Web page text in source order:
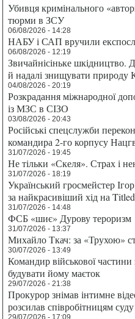
Убивця кримінального
тюрми в ЗСУ
06/08/2026 - 14:28
НАБУ і САП вручили
06/08/2026 - 12:19
Звичайнісіньке шкідництво.
й надалі знищувати природу
04/08/2026 - 20:19
Розкрадання міжнародної
із МЗС в СІЗО
03/08/2026 - 20:43
Російські спецслужби
командира 2-го корпусу
31/07/2026 - 19:45
Не тільки «Скеля». Страх і
31/07/2026 - 18:19
Український гросмейстер
за найкрасивіший хід на
31/07/2026 - 14:48
ФСБ «шиє» Дурову тероризм
31/07/2026 - 13:37
Михайло Ткач: за «Трухою»
30/07/2026 - 13:49
Командир військової
будувати йому маєток
29/07/2026 - 21:38
Прокурор знімав інтимне
розсилав співробітницям суду
29/07/2026 - 17:09